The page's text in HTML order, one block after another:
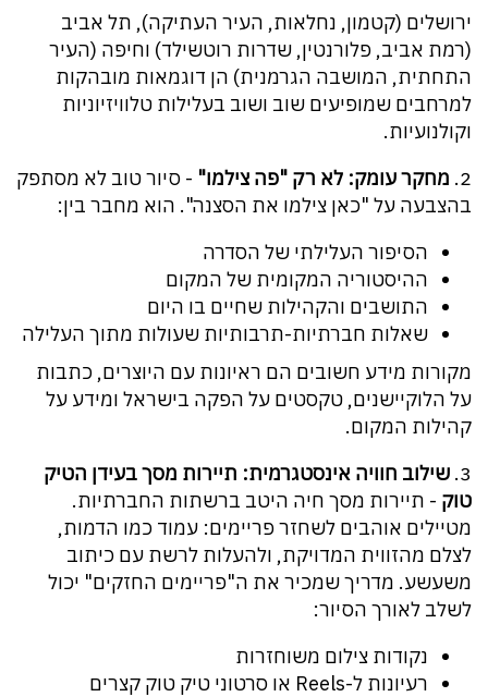
ירושלים (קטמון, נחלאות, העיר העתיקה), תל אביב
(רמת אביב, פלורנטין, שדרות רוטשילד) וחיפה (העיר
התחתית, המושבה הגרמנית) הן דוגמאות מובהקות
למרחבים שמופיעים שוב ושוב בעלילות טלוויזיוניות
וקולנועיות.
2. מחקר עומק: לא רק "פה צילמו" - סיור טוב לא מסתפק
בהצבעה על "כאן צילמו את הסצנה". הוא מחבר בין:
הסיפור העלילתי של הסדרה
ההיסטוריה המקומית של המקום
התושבים והקהילות שחיים בו היום
שאלות חברתיות-תרבותיות שעולות מתוך העלילה
מקורות מידע חשובים הם ראיונות עם היוצרים, כתבות
על הלוקיישנים, טקסטים על הפקה בישראל ומידע על
קהילות המקום.
3. שילוב חוויה אינסטגרמית: תיירות מסך בעידן הטיק
טוק - תיירות מסך חיה היטב ברשתות החברתיות.
מטיילים אוהבים לשחזר פריימים: עמוד כמו הדמות,
לצלם מהזווית המדויקת, ולהעלות לרשת עם כיתוב
משעשע. מדריך שמכיר את ה"פריימים החזקים" יכול
לשלב לאורך הסיור:
נקודות צילום משוחזרות
רעיונות ל-Reels או סרטוני טיק טוק קצרים